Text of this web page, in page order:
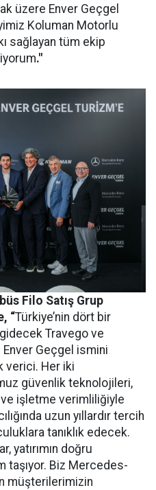
üzere Enver Geçgel
Koluman Motorlu
sağlayan tüm ekip
."
Filo Satış Grup
“Türkiye’nin dört bir
Travego ve
Geçgel ismini
verici. Her iki
güvenlik teknolojileri,
ve işletme verimliliğiyle
uzun yıllardır tercih
tanıklık edecek.
yatırımın doğru
taşıyor. Biz Mercedes-
müşterilerimizin